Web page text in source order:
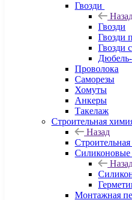
Гвозди
Гвозди
Гвозди
Гвозди
Проволока
Саморезы
Хомуты
Анкеры
Такелаж
Строительная
Назад
Силиконовые
Монтажная